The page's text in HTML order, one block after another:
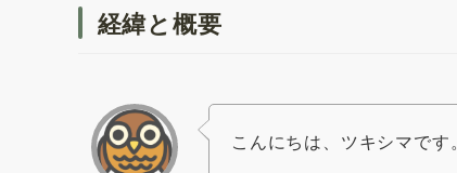
経緯と概要
こんにちは、ツキシマです。